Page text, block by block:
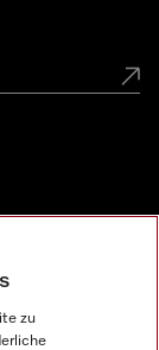
zu